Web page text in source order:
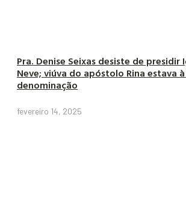
Pra. Denise Seixas desiste de presidir
Neve; viúva do apóstolo Rina estava
denominação
fevereiro 14, 2025